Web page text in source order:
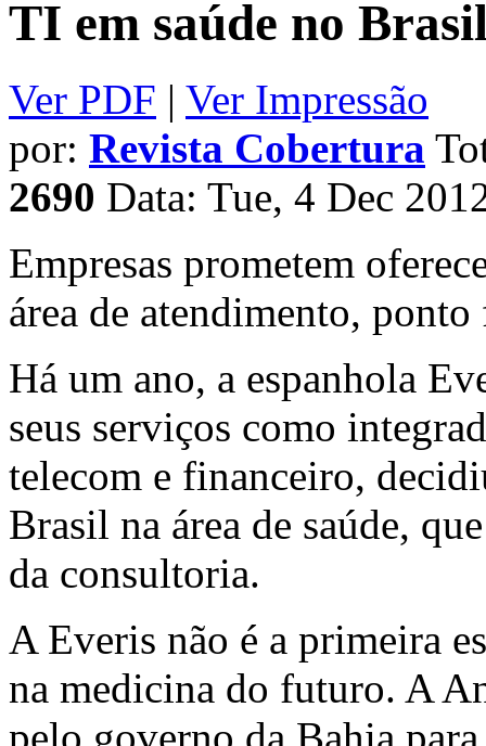
TI em saúde no
Ver PDF | Ver Impressão
por: Revista Cobertura
2690 Data: Tue, 4 Dec
Empresas prometem
área de atendimento,
Há um ano, a espanhola
seus serviços como
telecom e financeiro,
Brasil na área de saúde,
da consultoria.
A Everis não é a primeira
na medicina do futuro. A